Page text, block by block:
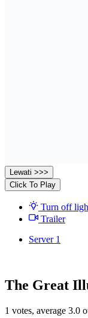
Lewati >>>
Click To Play
Turn off
Trailer
Server 1
The Great
1 votes, average 3.0